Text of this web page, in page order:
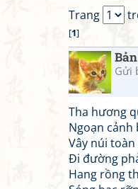
Trang
[1]
Gửi
Tha hương
Ngoạn cảnh
Vây núi
Đi đường
Hang rồng